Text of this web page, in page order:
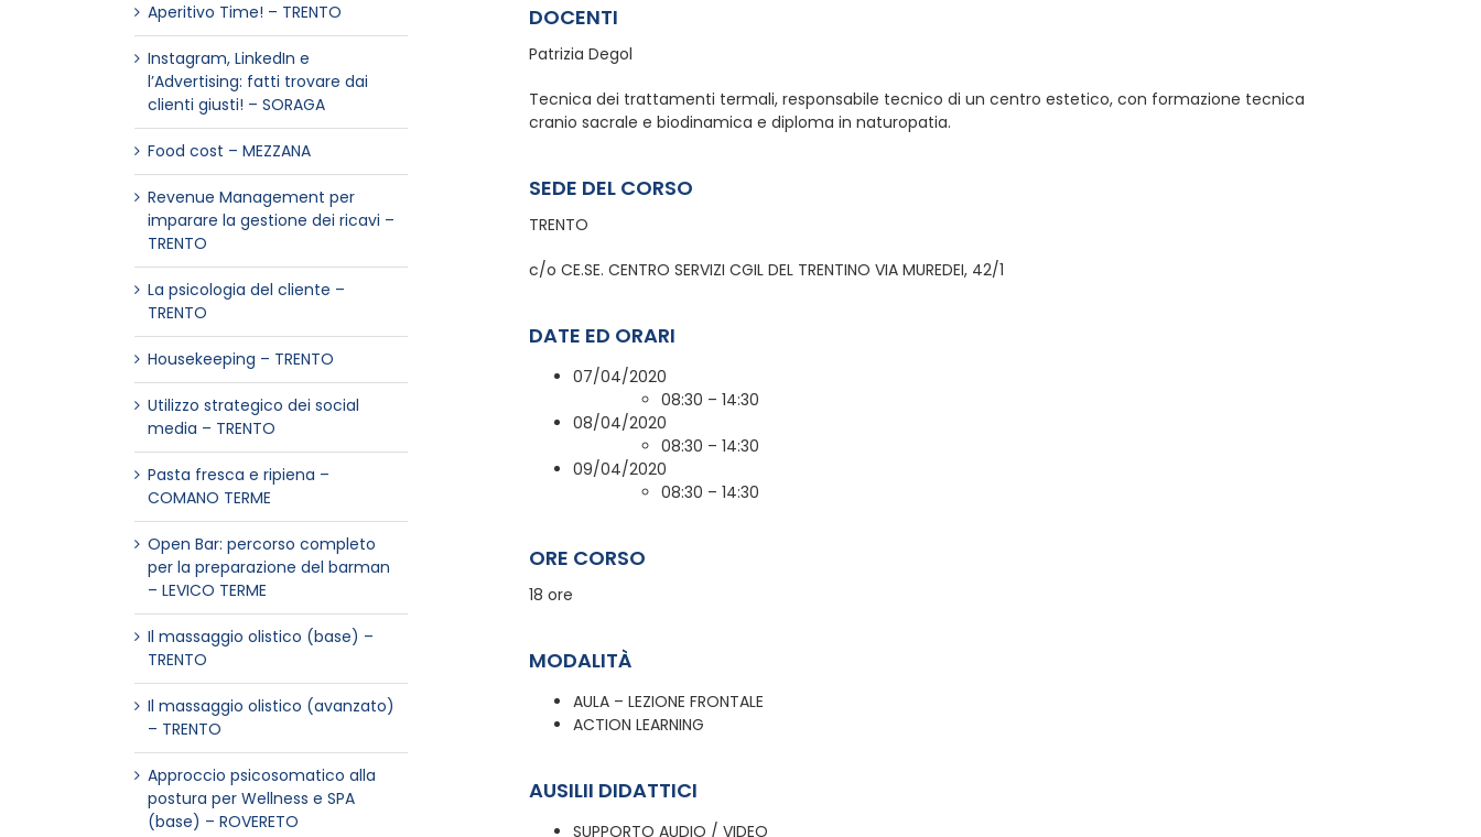
Aperitivo Time! – TRENTO
Instagram, LinkedIn e
l’Advertising: fatti trovare dai
clienti giusti! – SORAGA
Food cost – MEZZANA
Revenue Management per
imparare la gestione dei ricavi –
TRENTO
La psicologia del cliente –
TRENTO
Housekeeping – TRENTO
Utilizzo strategico dei social
media – TRENTO
Pasta fresca e ripiena –
COMANO TERME
Open Bar: percorso completo
per la preparazione del barman
– LEVICO TERME
Il massaggio olistico (base) –
TRENTO
Il massaggio olistico (avanzato)
– TRENTO
Approccio psicosomatico alla
postura per Wellness e SPA
(base) – ROVERETO
DOCENTI
Patrizia Degol
Tecnica dei trattamenti termali, responsabile tecnico di un centro estetico, con formazione tecnica
cranio sacrale e biodinamica e diploma in naturopatia.
SEDE DEL CORSO
TRENTO
c/o CE.SE. CENTRO SERVIZI CGIL DEL TRENTINO VIA MUREDEI, 42/1
DATE ED ORARI
07/04/2020
08:30 – 14:30
08/04/2020
08:30 – 14:30
09/04/2020
08:30 – 14:30
ORE CORSO
18 ore
MODALITÀ
AULA – LEZIONE FRONTALE
ACTION LEARNING
AUSILII DIDATTICI
SUPPORTO AUDIO / VIDEO